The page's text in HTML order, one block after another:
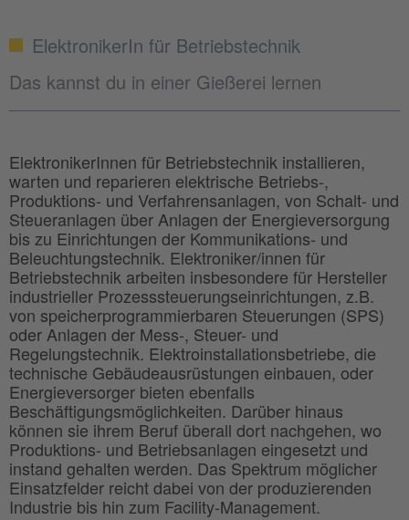
ElektronikerIn für Betriebstechnik
Das kannst du in einer Gießerei lernen
ElektronikerInnen für Betriebstechnik installieren,
warten und reparieren elektrische Betriebs-,
Produktions- und Verfahrensanlagen, von Schalt- und
Steueranlagen über Anlagen der Energieversorgung
bis zu Einrichtungen der Kommunikations- und
Beleuchtungstechnik. Elektroniker/innen für
Betriebstechnik arbeiten insbesondere für Hersteller
industrieller Prozesssteuerungseinrichtungen, z.B.
von speicherprogrammierbaren Steuerungen (SPS)
oder Anlagen der Mess-, Steuer- und
Regelungstechnik. Elektroinstallationsbetriebe, die
technische Gebäudeausrüstungen einbauen, oder
Energieversorger bieten ebenfalls
Beschäftigungsmöglichkeiten. Darüber hinaus
können sie ihrem Beruf überall dort nachgehen, wo
Produktions- und Betriebsanlagen eingesetzt und
instand gehalten werden. Das Spektrum möglicher
Einsatzfelder reicht dabei von der produzierenden
Industrie bis hin zum Facility-Management.